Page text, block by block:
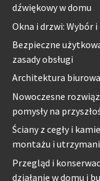
dźwiękowy w domu
Okna i drzwi:
Bezpieczne
zasady obsługi
Architektura
Nowoczesne
pomysły na
Ściany z cegły i
montażu i
Przegląd i
działanie w domu i